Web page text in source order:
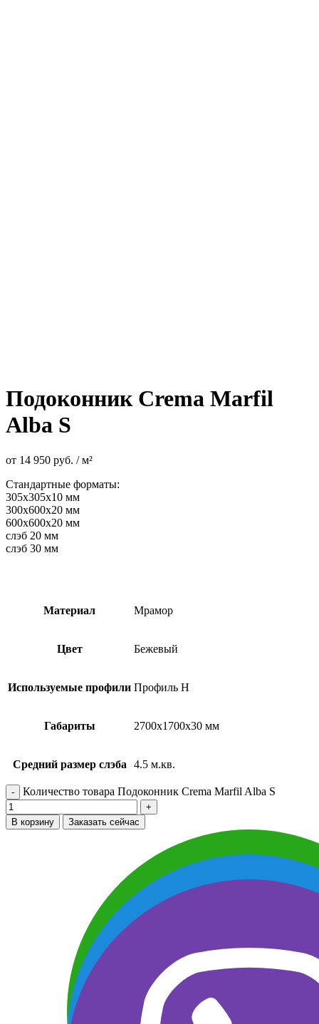
Подоконник Crema Marfil
Alba S
от 14 950 руб. / м²
Стандартные форматы:
305х305х10 мм
300х600х20 мм
600х600х20 мм
слэб 20 мм
слэб 30 мм
Материал Мрамор
Цвет Бежевый
Используемые профили Профиль H
Габариты 2700х1700х30 мм
Средний размер слэба 4.5 м.кв.
Количество товара Подоконник Crema Marfil Alba S
В корзину Заказать сейчас